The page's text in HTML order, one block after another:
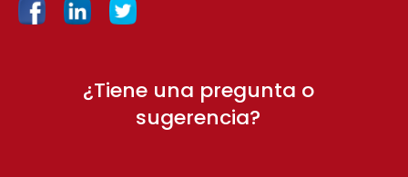
¿Tiene una pregunta o
sugerencia?